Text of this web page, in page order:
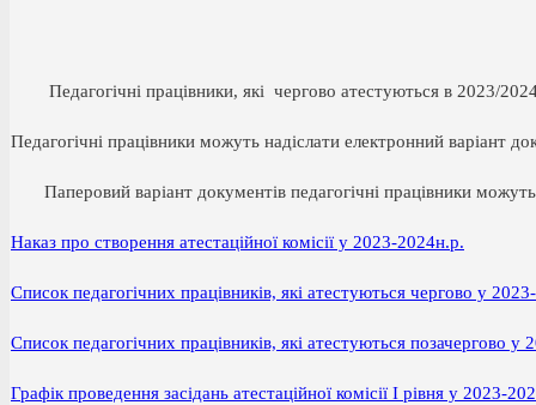
Педагогічні працівники, які чергово атестуються в 2023/2024
Педагогічні працівники можуть надіслати електронний варіант
Паперовий варіант документів педагогічні працівники
Наказ про створення атестаційної комісії у 2023-2024н.р.
Список педагогічних працівників, які атестуються чергово у
Список педагогічних працівників, які атестуються позачергово
Графік проведення засідань атестаційної комісії І рівня у 2023-